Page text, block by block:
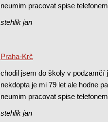
neumim pracovat spise
stehlik jan
Praha-Krč
chodil jsem do školy v podzamčí
nekdopta je mi 79 let ale hodne
neumim pracovat spise
stehlik jan